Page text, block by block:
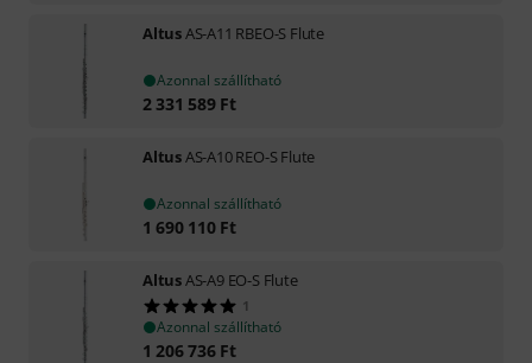
AltusAS-A11 RBEO-S Flute
Azonnal szállítható
2 331 589 Ft
AltusAS-A10 REO-S Flute
Azonnal szállítható
1 690 110 Ft
AltusAS-A9 EO-S Flute
1
Azonnal szállítható
1 206 736 Ft